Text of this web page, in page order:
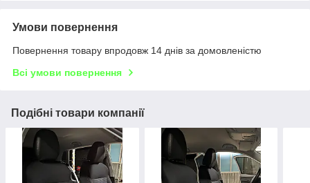
Умови повернення
Повернення товару впродовж 14 днів за домовленістю
Всі умови повернення
Подібні товари компанії